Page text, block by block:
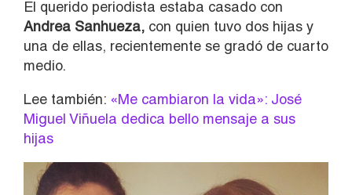
El querido periodista estaba casado con
Andrea Sanhueza, con quien tuvo dos hijas y
una de ellas, recientemente se gradó de cuarto
medio.
Lee también: «Me cambiaron la vida»: José
Miguel Viñuela dedica bello mensaje a sus
hijas